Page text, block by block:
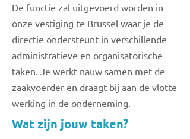
De functie zal uitgevoerd worden in
onze vestiging te Brussel waar je de
directie ondersteunt in verschillende
administratieve en organisatorische
taken. Je werkt nauw samen met de
zaakvoerder en draagt bij aan de vlotte
werking in de onderneming.
Wat zijn jouw taken?